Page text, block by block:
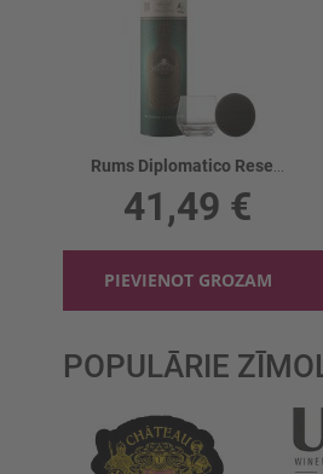
Rums Diplomatico Reserva 40% +glāze
41,49 €
PIEVIENOT GROZAM
POPULĀRIE